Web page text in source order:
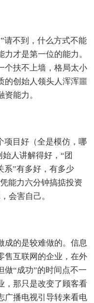
请不到，什么方式不能
才是第一位的能力。
个扶不上墙，格局太小
的创始人领头人浑浑噩
能力。
项目好（全是模仿，哪
人讲解得好，“团
系”有多好，有多少
能力六分钟搞掂投资
会害自己。
成的是较难做的。信息
售互联网的企业，在外
做“成功”的时间点不一
，那只是改变了顾客看
广播电视引导转来看电